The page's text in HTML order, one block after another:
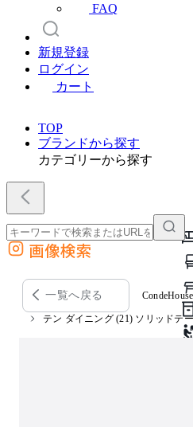
FAQ
新規登録
ログイン
カート
TOP
ブランドから探す
カテゴリーから探す
外部サイトの商品をカートに追加
他のサイトで見つけた商品ページのURLを貼り付けて
画像検索
一覧へ戻る CondeHouse
テン ダイニング (21) ソリッドテ